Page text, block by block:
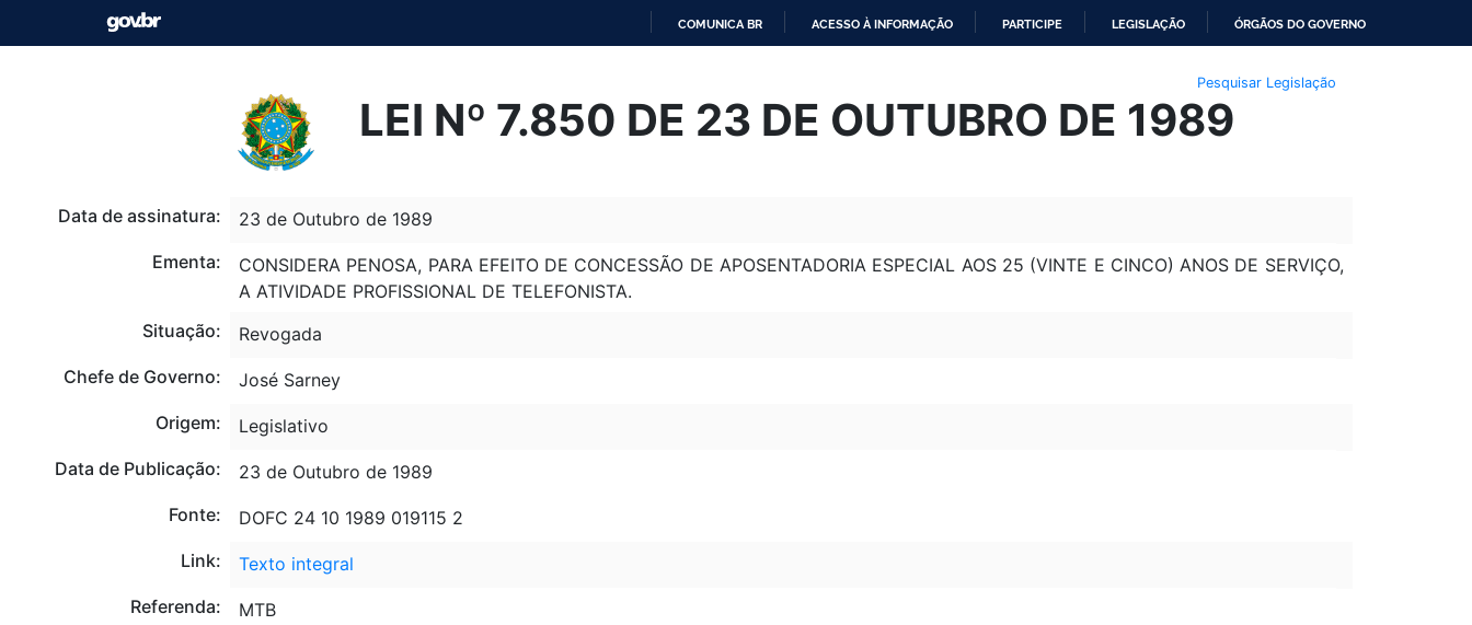
O
CONTEÚDO
COMUNICA BR ACESSO À INFORMAÇÃO PARTICIPE LEGISLAÇÃO ÓRGÃOS DO GOVERNO
Pesquisar Legislação
LEI Nº 7.850 DE 23 DE OUTUBRO DE 1989
Data de assinatura:
23 de Outubro de 1989
Ementa:
CONSIDERA PENOSA, PARA EFEITO DE CONCESSÃO DE APOSENTADORIA ESPECIAL AOS 25 (VINTE E CINCO) ANOS DE SERVIÇO,
A ATIVIDADE PROFISSIONAL DE TELEFONISTA.
Situação:
Revogada
Chefe de Governo:
José Sarney
Origem:
Legislativo
Data de Publicação:
23 de Outubro de 1989
Fonte:
DOFC 24 10 1989 019115 2
Link:
Texto integral
Referenda:
MTB